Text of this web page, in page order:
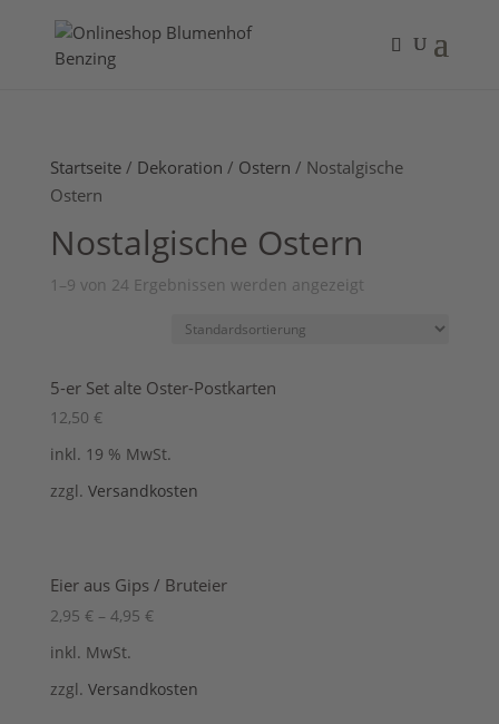
Startseite/ Dekoration / Ostern / Nostalgische
Ostern
Nostalgische Ostern
1–9 von 24 Ergebnissen werden angezeigt
5-er Set alte Oster-Postkarten
12,50 €
inkl. 19 % MwSt.
zzgl. Versandkosten
Eier aus Gips / Bruteier
2,95 € – 4,95 €
inkl. MwSt.
zzgl. Versandkosten